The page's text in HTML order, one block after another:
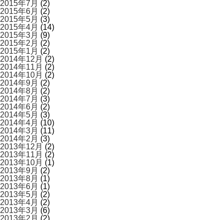
2015年7月 (2)
2015年6月 (2)
2015年5月 (3)
2015年4月 (14)
2015年3月 (9)
2015年2月 (2)
2015年1月 (2)
2014年12月 (2)
2014年11月 (2)
2014年10月 (2)
2014年9月 (2)
2014年8月 (2)
2014年7月 (3)
2014年6月 (2)
2014年5月 (3)
2014年4月 (10)
2014年3月 (11)
2014年2月 (3)
2013年12月 (2)
2013年11月 (2)
2013年10月 (1)
2013年9月 (2)
2013年8月 (1)
2013年6月 (1)
2013年5月 (2)
2013年4月 (2)
2013年3月 (6)
2013年2月 (2)